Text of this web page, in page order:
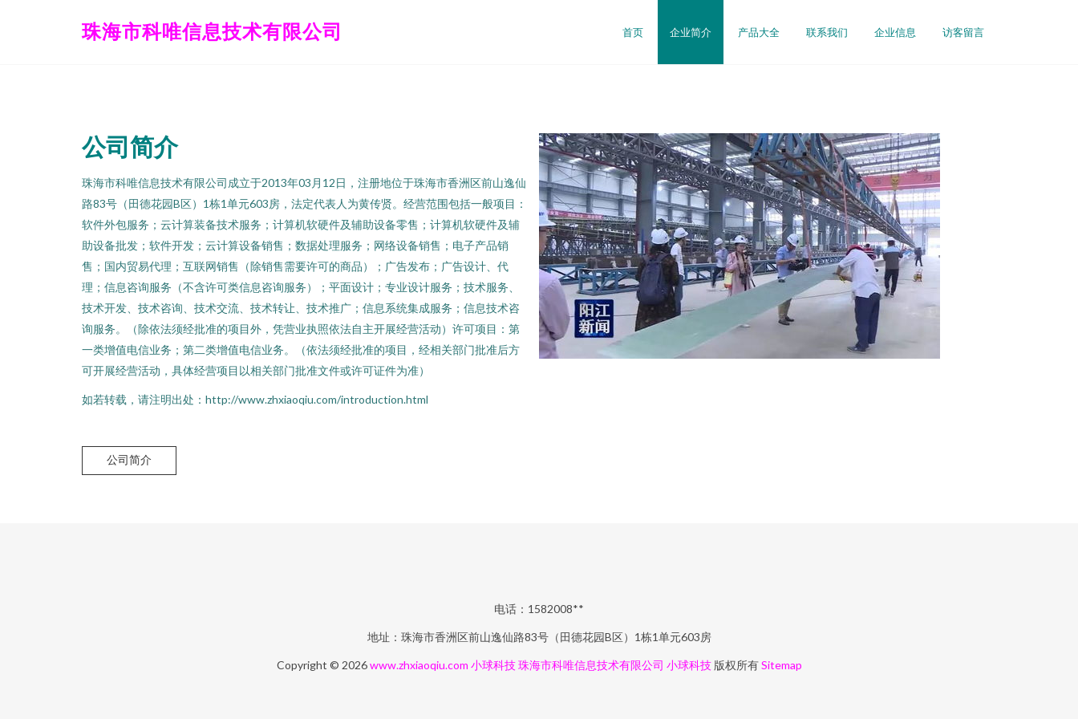
珠海市科唯信息技术有限公司 首页 企业简介 产品大全 联系我们 企业信息 访客留言
公司简介
珠海市科唯信息技术有限公司成立于2013年03月12日，注册地位于珠海市香洲区前山逸仙
路83号（田德花园B区）1栋1单元603房，法定代表人为黄传贤。经营范围包括一般项目：
软件外包服务；云计算装备技术服务；计算机软硬件及辅助设备零售；计算机软硬件及辅
助设备批发；软件开发；云计算设备销售；数据处理服务；网络设备销售；电子产品销
售；国内贸易代理；互联网销售（除销售需要许可的商品）；广告发布；广告设计、代
理；信息咨询服务（不含许可类信息咨询服务）；平面设计；专业设计服务；技术服务、
技术开发、技术咨询、技术交流、技术转让、技术推广；信息系统集成服务；信息技术咨
询服务。（除依法须经批准的项目外，凭营业执照依法自主开展经营活动）许可项目：第
一类增值电信业务；第二类增值电信业务。（依法须经批准的项目，经相关部门批准后方
可开展经营活动，具体经营项目以相关部门批准文件或许可证件为准）
如若转载，请注明出处：http://www.zhxiaoqiu.com/introduction.html
公司简介
电话：1582008**
地址：珠海市香洲区前山逸仙路83号（田德花园B区）1栋1单元603房
Copyright © 2026www.zhxiaoqiu.com 小球科技 珠海市科唯信息技术有限公司 小球科技版权所有Sitemap